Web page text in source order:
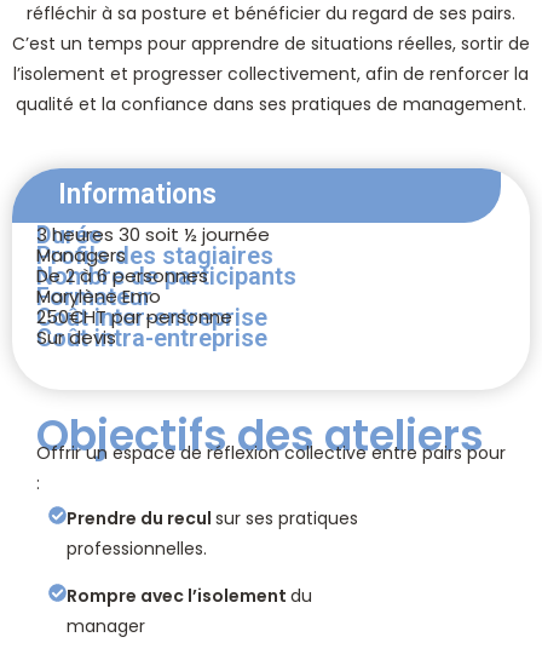
réfléchir à sa posture et bénéficier du regard de ses pairs.
C’est un temps pour apprendre de situations réelles, sortir de
l’isolement et progresser collectivement, afin de renforcer la
qualité et la confiance dans ses pratiques de management.
Informations
Durée
3 heures 30 soit ½ journée
Profils des stagiaires
Managers
Nombre de participants
De 2 à 6 personnes
Formateur
Marylène Emo
Coût inter-entreprise
250€HT par personne
Coût intra-entreprise
Sur devis
Objectifs des ateliers
Offrir un espace de réflexion collective entre pairs pour
:
Prendre du recul sur ses pratiques
professionnelles.
Rompre avec l’isolement du
manager